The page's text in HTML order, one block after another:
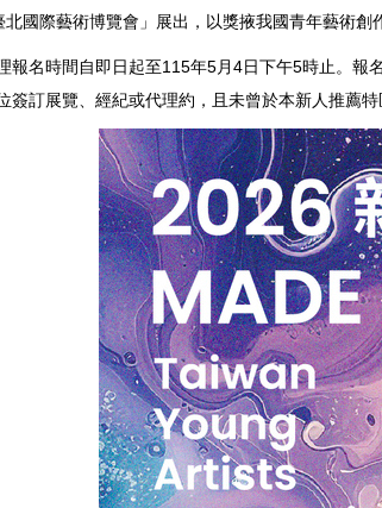
北國際藝術博覽會」展出，以獎掖我國青年藝術創
報名時間自即日起至115年5月4日下午5時止。
簽訂展覽、經紀或代理約，且未曾於本新人推薦特